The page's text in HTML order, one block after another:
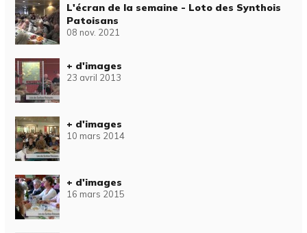
L'écran de la semaine - Loto des Synthois
Patoisans
08 nov. 2021
+ d'images
23 avril 2013
+ d'images
10 mars 2014
+ d'images
16 mars 2015